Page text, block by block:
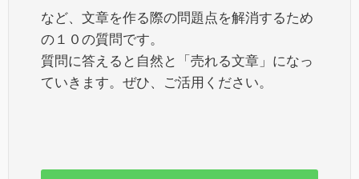
など、文章を作る際の問題点を解消するため
の１０の質問です。
質問に答えると自然と「売れる文章」になっ
ていきます。ぜひ、ご活用ください。